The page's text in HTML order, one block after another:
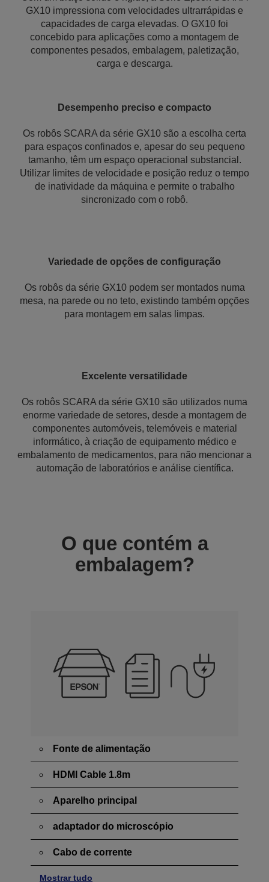
GX10 impressiona com velocidades ultrarrápidas e
capacidades de carga elevadas. O GX10 foi
concebido para aplicações como a montagem de
componentes pesados, embalagem, paletização,
carga e descarga.
Desempenho preciso e compacto
Os robôs SCARA da série GX10 são a escolha certa
para espaços confinados e, apesar do seu pequeno
tamanho, têm um espaço operacional substancial.
Utilizar limites de velocidade e posição reduz o tempo
de inatividade da máquina e permite o trabalho
sincronizado com o robô.
Variedade de opções de configuração
Os robôs da série GX10 podem ser montados numa
mesa, na parede ou no teto, existindo também opções
para montagem em salas limpas.
Excelente versatilidade
Os robôs SCARA da série GX10 são utilizados numa
enorme variedade de setores, desde a montagem de
componentes automóveis, telemóveis e material
informático, à criação de equipamento médico e
embalamento de medicamentos, para não mencionar a
automação de laboratórios e análise científica.
O que contém a
embalagem?
Fonte de alimentação
HDMI Cable 1.8m
Aparelho principal
adaptador do microscópio
Cabo de corrente
Mostrar tudo